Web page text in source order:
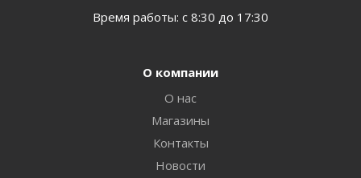
Время работы: с 8:30 до 17:30
О компании
О нас
Магазины
Контакты
Новости